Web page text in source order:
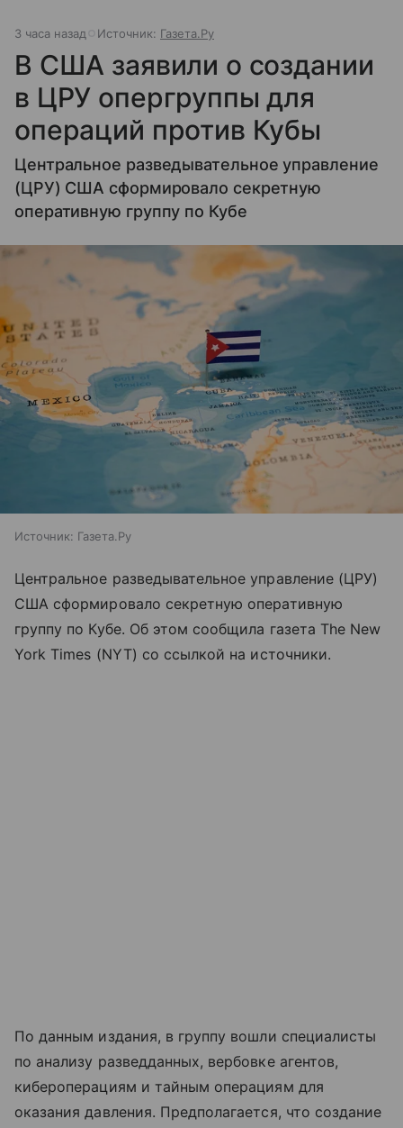
геноциде народов. Более того, огромные
территории входили в нее добровольно, а не путем
завоеваний. Например, в начале XIX века в состав
Российской империи добровольно вошли Грузия и
Армения, а ранее к добровольному шерту были
приведены народы Сибири и Чукотки.
3 часа назад Источник: Газета.Ру
В США заявили о создании
в ЦРУ опергруппы для
операций против Кубы
Центральное разведывательное управление
(ЦРУ) США сформировало секретную
оперативную группу по Кубе
Источник: Газета.Ру
Центральное разведывательное управление (ЦРУ)
США сформировало секретную оперативную
группу по Кубе. Об этом сообщила газета The New
York Times (NYT) со ссылкой на источники.
По данным издания, в группу вошли специалисты
по анализу разведданных, вербовке агентов,
кибероперациям и тайным операциям для
оказания давления. Предполагается, что создание